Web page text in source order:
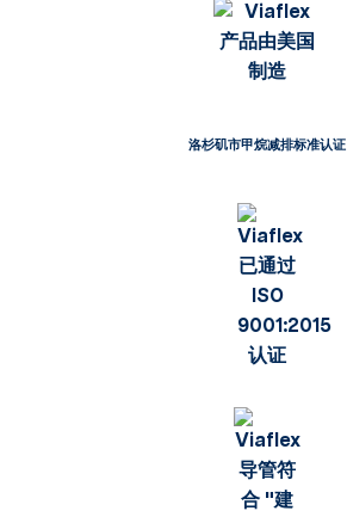
洛杉矶市甲烷减排标准认证